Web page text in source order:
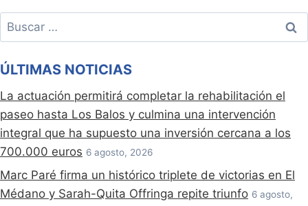
Buscar:
ÚLTIMAS NOTICIAS
La actuación permitirá completar la rehabilitación el
paseo hasta Los Balos y culmina una intervención
integral que ha supuesto una inversión cercana a los
700.000 euros 6 agosto, 2026
Marc Paré firma un histórico triplete de victorias en El
Médano y Sarah-Quita Offringa repite triunfo 6 agosto,